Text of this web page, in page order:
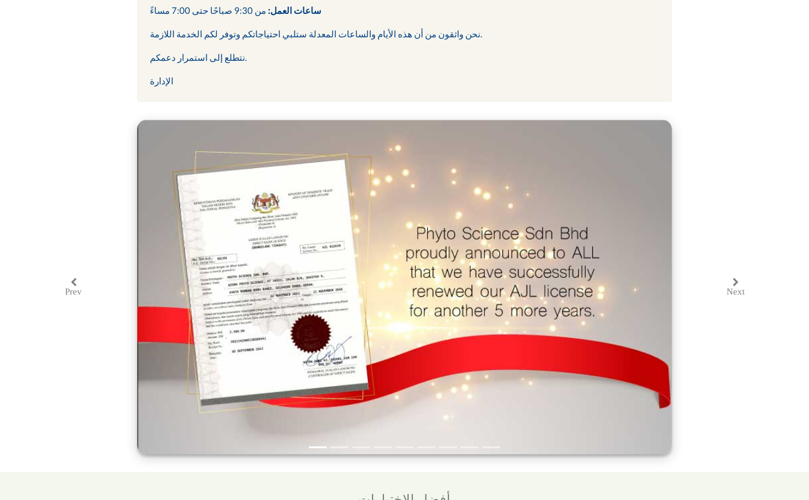
ساعات العمل: من 9:30 صباحًا حتى 7:00 مساءً
نحن واثقون من أن هذه الأيام والساعات المعدلة ستلبي احتياجاتكم وتوفر لكم الخدمة اللازمة.
نتطلع إلى استمرار دعمكم.
الإدارة
PrevPrevious Next
Next